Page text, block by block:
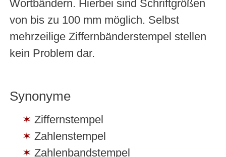
Wortbändern. Hierbei sind Schriftgrößen
von bis zu 100 mm möglich. Selbst
mehrzeilige Ziffernbänderstempel stellen
kein Problem dar.
Synonyme
Ziffernstempel
Zahlenstempel
Zahlenbandstempel